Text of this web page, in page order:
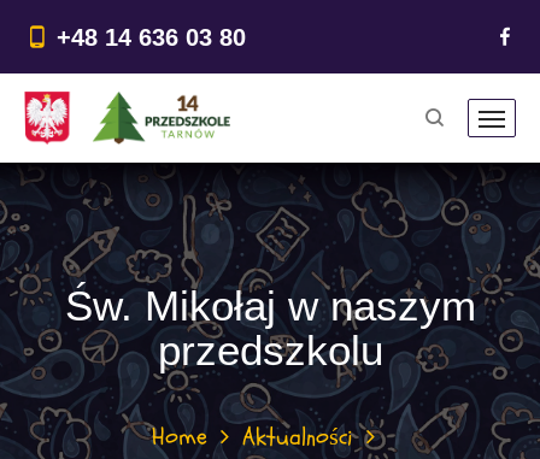
treści
+48 14 636 03 80
Św. Mikołaj w naszym
przedszkolu
Home
Aktualności